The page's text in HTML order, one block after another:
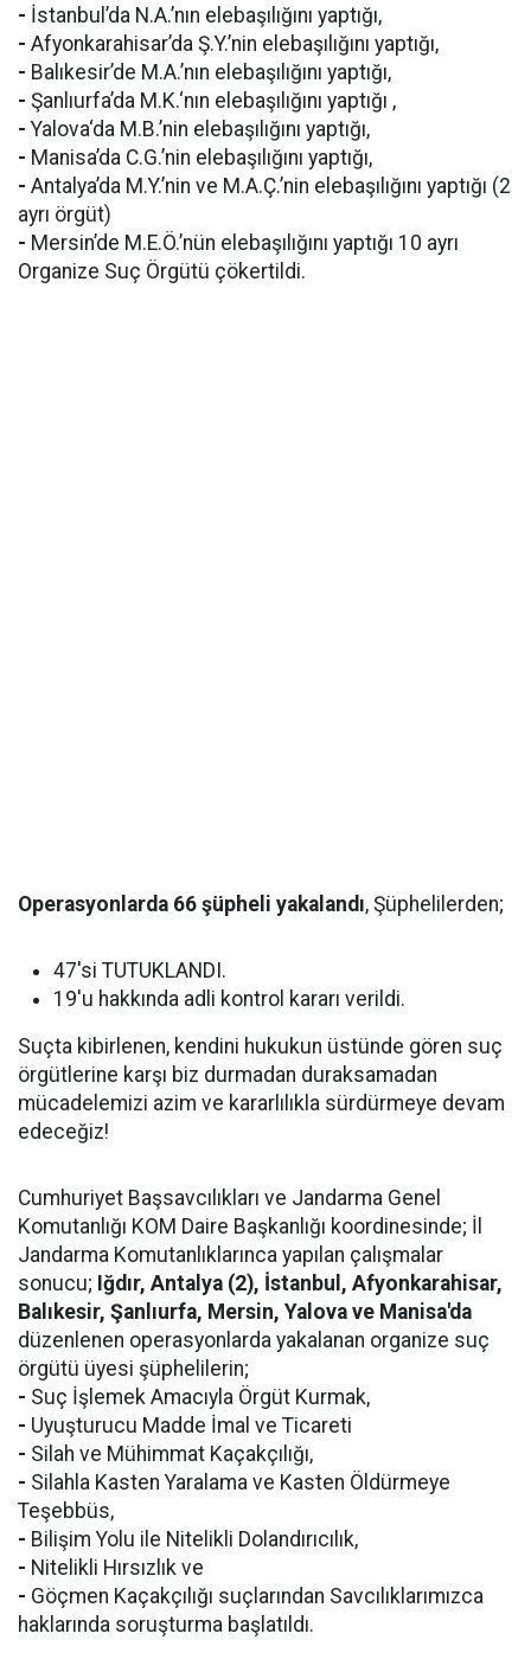
- İstanbul’da N.A.’nın elebaşılığını yaptığı,
- Afyonkarahisar’da Ş.Y.’nin elebaşılığını yaptığı,
- Balıkesir’de M.A.’nın elebaşılığını yaptığı,
- Şanlıurfa’da M.K.‘nın elebaşılığını yaptığı ,
- Yalova‘da M.B.’nin elebaşılığını yaptığı,
- Manisa’da C.G.’nin elebaşılığını yaptığı,
- Antalya’da M.Y.’nin ve M.A.Ç.’nin elebaşılığını yaptığı (2
ayrı örgüt)
- Mersin’de M.E.Ö.’nün elebaşılığını yaptığı 10 ayrı
Organize Suç Örgütü çökertildi.
Operasyonlarda 66 şüpheli yakalandı, Şüphelilerden;
47'si TUTUKLANDI.
19'u hakkında adli kontrol kararı verildi.
Suçta kibirlenen, kendini hukukun üstünde gören suç
örgütlerine karşı biz durmadan duraksamadan
mücadelemizi azim ve kararlılıkla sürdürmeye devam
edeceğiz!
Cumhuriyet Başsavcılıkları ve Jandarma Genel
Komutanlığı KOM Daire Başkanlığı koordinesinde; İl
Jandarma Komutanlıklarınca yapılan çalışmalar
sonucu; Iğdır, Antalya (2), İstanbul, Afyonkarahisar,
Balıkesir, Şanlıurfa, Mersin, Yalova ve Manisa'da
düzenlenen operasyonlarda yakalanan organize suç
örgütü üyesi şüphelilerin;
- Suç İşlemek Amacıyla Örgüt Kurmak,
- Uyuşturucu Madde İmal ve Ticareti
- Silah ve Mühimmat Kaçakçılığı,
- Silahla Kasten Yaralama ve Kasten Öldürmeye
Teşebbüs,
- Bilişim Yolu ile Nitelikli Dolandırıcılık,
- Nitelikli Hırsızlık ve
- Göçmen Kaçakçılığı suçlarından Savcılıklarımızca
haklarında soruşturma başlatıldı.